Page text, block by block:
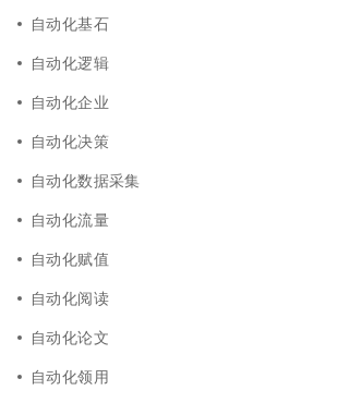
自动化基石
自动化逻辑
自动化企业
自动化决策
自动化数据采集
自动化流量
自动化赋值
自动化阅读
自动化论文
自动化领用